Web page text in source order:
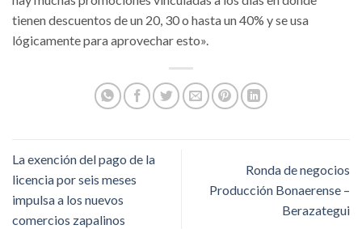
tienen descuentos de un 20, 30 o hasta un 40% y se usa
lógicamente para aprovechar esto».
La exención del pago de la
licencia por seis meses
impulsa a los nuevos
comercios zapalinos
Ronda de negocios
Producción Bonaerense –
Berazategui